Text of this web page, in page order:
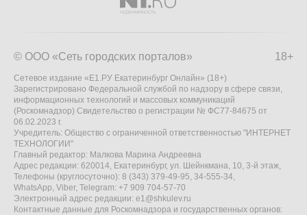
18+
© ООО «Сеть городских порталов»
Сетевое издание «Е1.РУ Екатеринбург Онлайн» (18+)
Зарегистрировано Федеральной службой по надзору в сфере связи,
информационных технологий и массовых коммуникаций
(Роскомнадзор) Свидетельство о регистрации № ФС77-84675 от
06.02.2023 г.
Учредитель: Общество с ограниченной ответственностью "ИНТЕРНЕТ
ТЕХНОЛОГИИ"
Главный редактор: Малкова Марина Андреевна
Адрес редакции: 620014, Екатеринбург, ул. Шейнкмана, 10, 3-й этаж,
Телефоны (круглосуточно): 8 (343) 379-49-95, 34-555-34,
WhatsApp, Viber, Telegram: +7 909 704-57-70
Электронный адрес редакции: e1@shkulev.ru
Контактные данные для Роскомнадзора и государственных органов: